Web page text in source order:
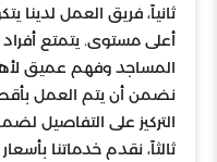
ثانياً، فريق العمل
أعلى مستوى. يتمتع
المساجد وفهم عميق
نضمن أن يتم العمل
التركيز على التفاصيل
ثالثاً، نقدم خدماتنا